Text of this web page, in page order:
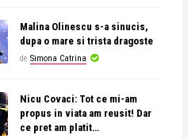
Malina Olinescu s-a sinucis,
dupa o mare si trista dragoste
de Simona Catrina
Nicu Covaci: Tot ce mi-am
propus in viata am reusit! Dar
ce pret am platit…